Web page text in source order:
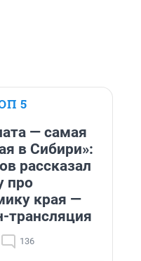
5
— самая
в Сибири»:
рассказал
про
края —
трансляция
136